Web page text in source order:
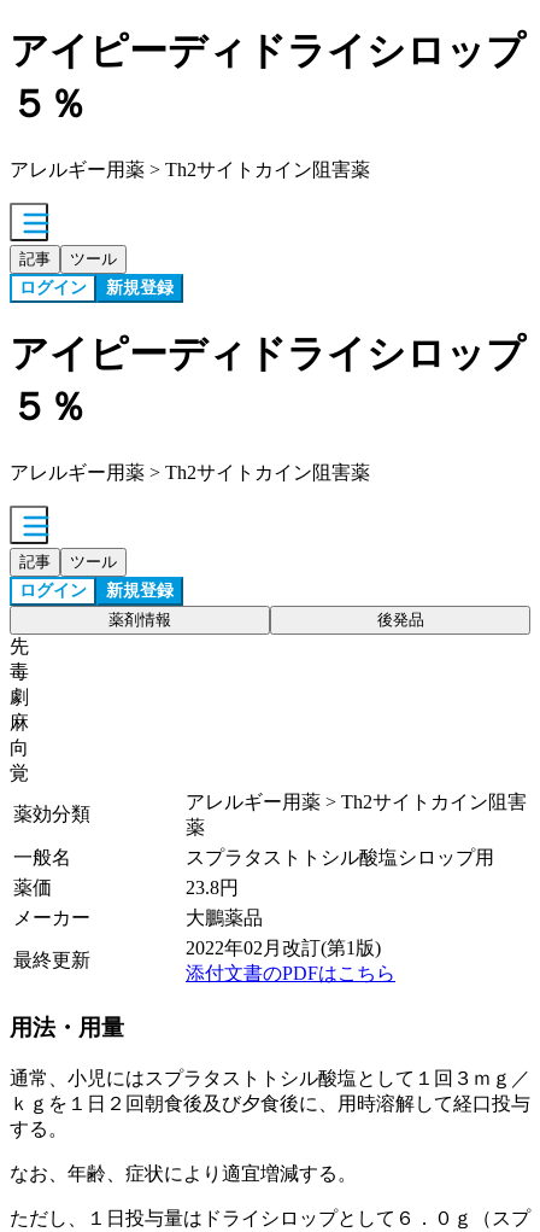
アイピーディドライシロップ
５％
アレルギー用薬 > Th2サイトカイン阻害薬
記事 ツール
ログイン 新規登録
アイピーディドライシロップ
５％
アレルギー用薬 > Th2サイトカイン阻害薬
記事 ツール
ログイン 新規登録
薬剤情報 後発品
先
毒
劇
麻
向
覚
薬効分類
アレルギー用薬 > Th2サイトカイン阻害
薬
一般名
スプラタストトシル酸塩シロップ用
薬価
23.8円
メーカー
大鵬薬品
最終更新
2022年02月改訂(第1版)
添付文書のPDFはこちら
用法・用量
通常、小児にはスプラタストトシル酸塩として１回３ｍｇ／
ｋｇを１日２回朝食後及び夕食後に、用時溶解して経口投与
する。
なお、年齢、症状により適宜増減する。
ただし、１日投与量はドライシロップとして６．０ｇ（スプ